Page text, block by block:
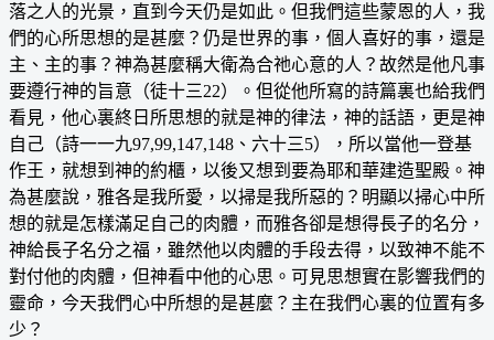
落之人的光景，直到今天仍是如此。但我們這些蒙恩的人，我
們的心所思想的是甚麼？仍是世界的事，個人喜好的事，還是
主、主的事？神為甚麼稱大衛為合祂心意的人？故然是他凡事
要遵行神的旨意（徒十三22）。但從他所寫的詩篇裏也給我們
看見，他心裏終日所思想的就是神的律法，神的話語，更是神
自己（詩一一九97,99,147,148、六十三5），所以當他一登基
作王，就想到神的約櫃，以後又想到要為耶和華建造聖殿。神
為甚麼說，雅各是我所愛，以掃是我所惡的？明顯以掃心中所
想的就是怎樣滿足自己的肉體，而雅各卻是想得長子的名分，
神給長子名分之福，雖然他以肉體的手段去得，以致神不能不
對付他的肉體，但神看中他的心思。可見思想實在影響我們的
靈命，今天我們心中所想的是甚麼？主在我們心裏的位置有多
少？